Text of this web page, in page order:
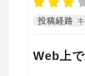
投稿経路
Web上